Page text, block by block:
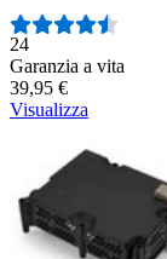
Numero di recensioni:
24
Garanzia a vita
39,95 €
Visualizza